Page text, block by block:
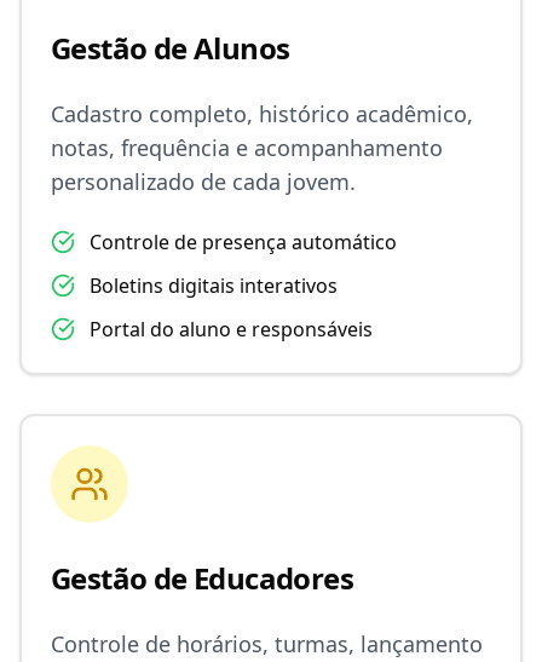
Gestão de Alunos
Cadastro completo, histórico acadêmico,
notas, frequência e acompanhamento
personalizado de cada jovem.
Controle de presença automático
Boletins digitais interativos
Portal do aluno e responsáveis
Gestão de Educadores
Controle de horários, turmas, lançamento